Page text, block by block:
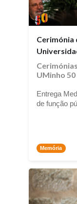
Cerimónia
UMinho 50
Entrega
de função
Memória